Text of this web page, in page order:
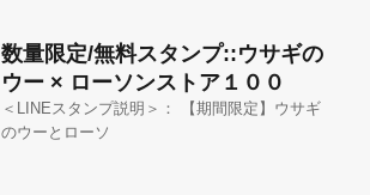
数量限定/無料スタンプ::ウサギの
ウー × ローソンストア１００
＜LINEスタンプ説明＞： 【期間限定】ウサギ
のウーとローソ